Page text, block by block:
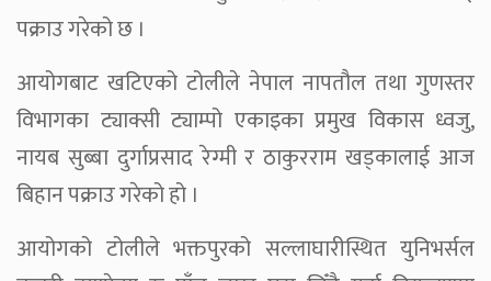
पक्राउ गरेको छ ।
आयोगबाट खटिएको टोलीले नेपाल नापतौल तथा गुणस्तर
विभागका ट्याक्सी ट्याम्पो एकाइका प्रमुख विकास ध्वजु,
नायब सुब्बा दुर्गाप्रसाद रेग्मी र ठाकुरराम खड्कालाई आज
बिहान पक्राउ गरेको हो ।
आयोगको टोलीले भक्तपुरको सल्लाघारीस्थित युनिभर्सल